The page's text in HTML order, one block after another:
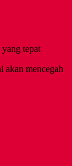
tepat
akan mencegah